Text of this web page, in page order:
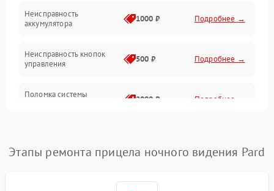
Неисправность
аккумулятора
1000 ₽ Подробнее →
Неисправность кнопок
управления
500 ₽ Подробнее →
Поломка системы
2000 ₽ Подробнее →
1000 ₽
Этапы ремонта прицела ночного видения Pard